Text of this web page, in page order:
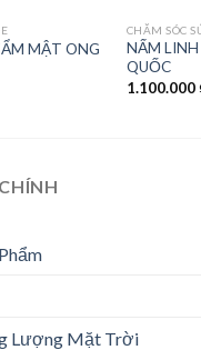
MẬT ONG
CHĂM SÓC
NẤM LINH
QUỐC
1.100.000
Lượng Mặt Trời